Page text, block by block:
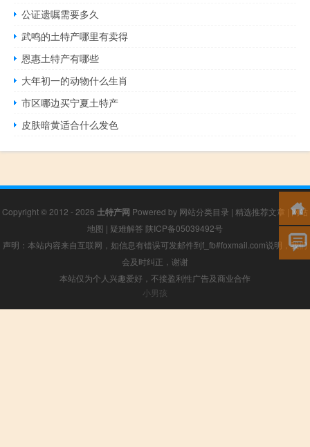
公证遗嘱需要多久
武鸣的土特产哪里有卖得
恩惠土特产有哪些
大年初一的动物什么生肖
市区哪边买宁夏土特产
皮肤暗黄适合什么发色
Copyright © 2012 - 2026 土特产网 Powered by 网站分类目录 | 精选推荐文章 |网站
地图 | 疑难解答 陕ICP备05039492号
声明：本站内容来自互联网，如信息有错误可发邮件到f_fb#foxmail.com说明，我们
会及时纠正，谢谢
本站仅为个人兴趣爱好，不接盈利性广告及商业合作
小男孩